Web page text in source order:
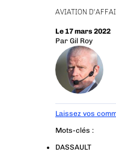
AVIATION
Le 17 mars 2022
Par Gil Roy
Laissez vos
Mots-clés :
DASSAULT